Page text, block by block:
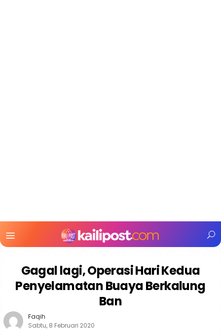
Mobile
Gagal lagi, Operasi Hari Kedua
Penyelamatan Buaya Berkalung
Ban
Faqih
Sabtu, 8 Februari 2020